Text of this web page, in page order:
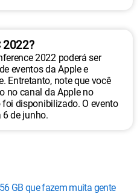
2022?
2022 poderá ser
eventos da Apple e
Entretanto, note que você
no canal da Apple no
disponibilizado. O evento
de junho.
GB que fazem muita gente